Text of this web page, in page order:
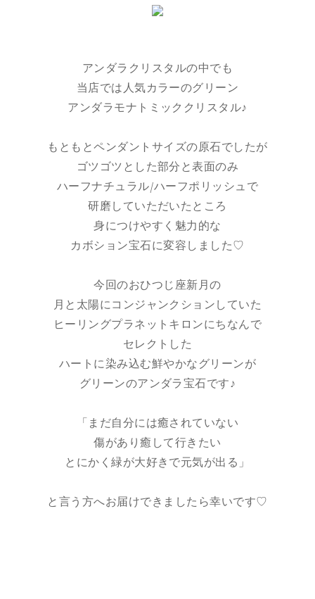
アンダラクリスタルの中でも
当店では人気カラーのグリーン
アンダラモナトミッククリスタル♪
もともとペンダントサイズの原石でしたが
ゴツゴツとした部分と表面のみ
ハーフナチュラル/ハーフポリッシュで
研磨していただいたところ
身につけやすく魅力的な
カボション宝石に変容しました♡
今回のおひつじ座新月の
月と太陽にコンジャンクションしていた
ヒーリングプラネットキロンにちなんで
セレクトした
ハートに染み込む鮮やかなグリーンが
グリーンのアンダラ宝石です♪
「まだ自分には癒されていない
傷があり癒して行きたい
とにかく緑が大好きで元気が出る」
と言う方へお届けできましたら幸いです♡